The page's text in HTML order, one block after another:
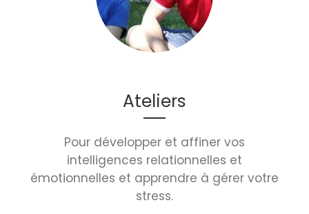
Ateliers
Pour développer et affiner vos
intelligences relationnelles et
émotionnelles et apprendre à gérer votre
stress.